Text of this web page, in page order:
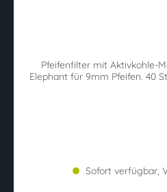
Pfeifenfilter mit Aktivkohle-
Elephant für 9mm Pfeifen. 40
Sofort verfügbar,